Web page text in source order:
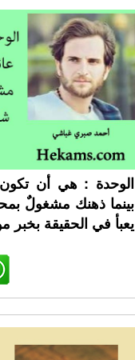
الوحدة : هي أن تكون
بينما ذهنك مشغولٌ
يعبأ في الحقيقة